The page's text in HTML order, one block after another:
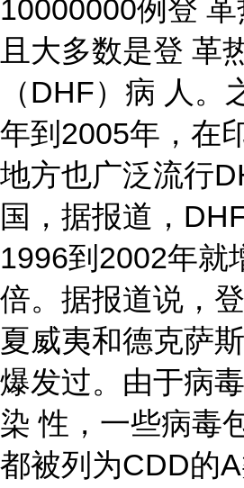
10000000例登
且大多数是登 革
（DHF）病 人。
年到2005年，在
地方也广泛流行
国，据报道，
1996到2002年就
倍。据报道说，
夏威夷和德克萨
爆发过。由于病
染 性，一些病毒
都被列为CDD的